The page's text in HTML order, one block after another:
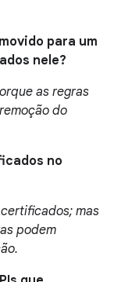
para um
nele?
as regras
do
no
mas
podem